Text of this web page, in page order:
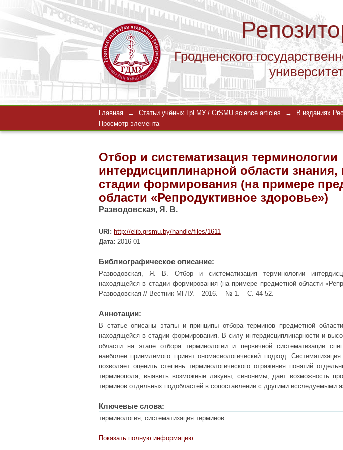
Гродненского
Отбор и систематизация
знания, находящейся в стадии
Главная → Статьи учёных ГрГМУ / GrSMU science articles → В изданиях
Просмотр элемента
Отбор и систематизация терминологии
интердисциплинарной области
стадии формирования (на примере
области «Репродуктивное здоровье»)
Разводовская, Я. В.
URI: http://elib.grsmu.by/handle/files/1611
Дата: 2016-01
Библиографическое описание:
Разводовская, Я. В. Отбор и систематизация терминологии
находящейся в стадии формирования (на примере предметной области
Разводовская // Вестник МГЛУ. – 2016. – № 1. – С. 44-52.
Аннотации:
В статье описаны этапы и принципы отбора терминов предметной
находящейся в стадии формирования. В силу интердисциплинарности и
области на этапе отбора терминологии и первичной систематизации
наиболее приемлемого принят ономасиологический подход.
позволяет оценить степень терминологического отражения понятий
терминополя, выявить возможные лакуны, синонимы, дает возможность
терминов отдельных подобластей в сопоставлении с другими исследуемыми
Ключевые слова:
терминология, систематизация терминов
Показать полную информацию